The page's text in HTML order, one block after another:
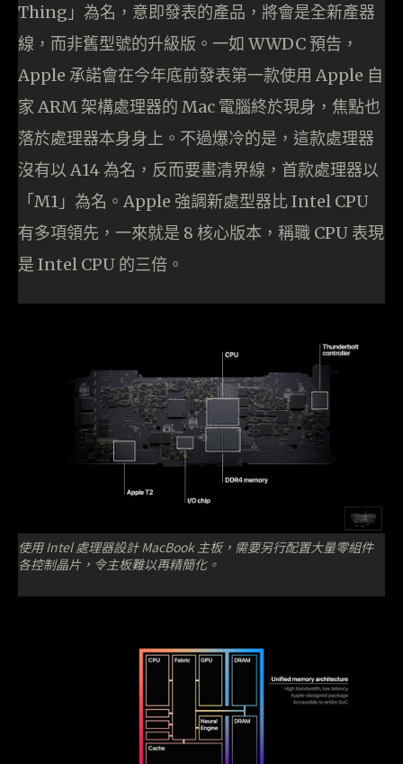
Thing」為名，意即發表的產品，將會是全新產器
線，而非舊型號的升級版。一如 WWDC 預告，
Apple 承諾會在今年底前發表第一款使用 Apple 自
家 ARM 架構處理器的 Mac 電腦終於現身，焦點也
落於處理器本身身上。不過爆冷的是，這款處理器
沒有以 A14 為名，反而要畫清界線，首款處理器以
「M1」為名。Apple 強調新處型器比 Intel CPU
有多項領先，一來就是 8 核心版本，稱職 CPU 表現
是 Intel CPU 的三倍。
使用 Intel 處理器設計 MacBook 主板，需要另行配置大量零組件
各控制晶片，令主板難以再精簡化。